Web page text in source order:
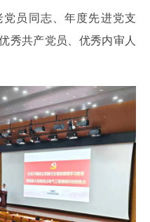
党员同志、年度先进党支
秀共产党员、优秀内审人